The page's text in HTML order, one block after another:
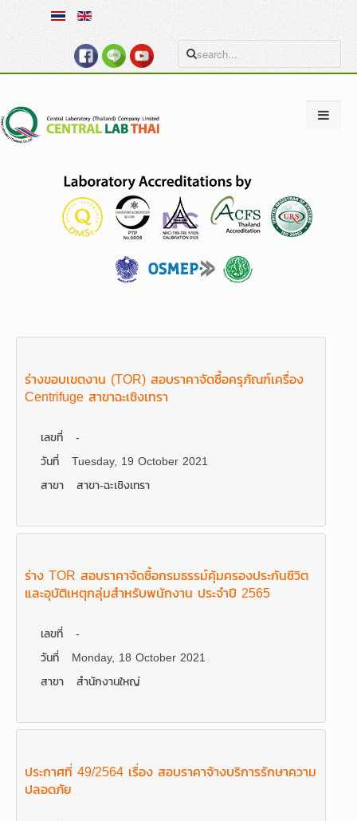
ร่างขอบเขตงาน (TOR) สอบราคาจัดซื้อครุภัณฑ์เครื่อง
Centrifuge สาขาฉะเชิงเทรา
เลขที่
-
วันที่
Tuesday, 19 October 2021
สาขา
สาขา-ฉะเชิงเทรา
ร่าง TOR สอบราคาจัดซื้อกรมธรรม์คุ้มครองประกันชีวิต
และอุบัติเหตุกลุ่มสำหรับพนักงาน ประจำปี 2565
เลขที่
-
วันที่
Monday, 18 October 2021
สาขา
สำนักงานใหญ่
ประกาศที่ 49/2564 เรื่อง สอบราคาจ้างบริการรักษาความ
ปลอดภัย